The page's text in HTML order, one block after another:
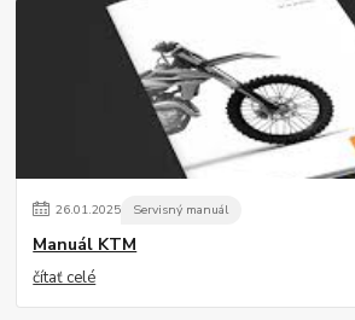
26.01.2025 Servisný manuál
Manuál KTM
čítať celé